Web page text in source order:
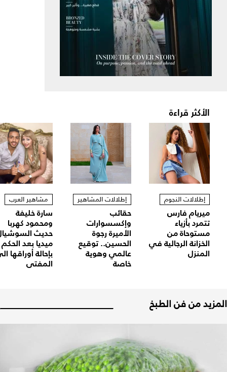
الأكثر قراءة
إطلالات النجوم
ميريام فارس
تتمرد بأزياء
مستوحاة من
الخزانة الرجالية في
المنزل
إطلالات المشاهير
حقائب
وإكسسوارات
الأميرة رجوة
الحسين.. توقيع
عالمي وهوية
خاصة
مشاهير العرب
سارة خليفة
ومحمود كهربا
حديث
ميديا بعد الحكم
بإحالة أوراقها
المفتي
المزيد من فن الطبخ